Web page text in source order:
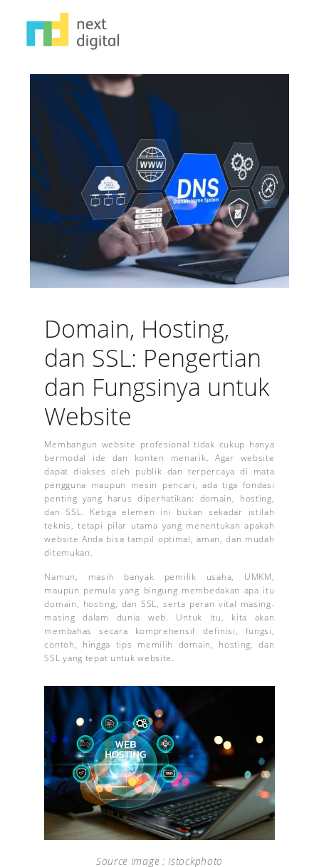
Domain, Hosting,
dan SSL: Pengertian
dan Fungsinya untuk
Website
Membangun website profesional tidak cukup hanya
bermodal ide dan konten menarik. Agar website
dapat diakses oleh publik dan terpercaya di mata
pengguna maupun mesin pencari, ada tiga fondasi
penting yang harus diperhatikan: domain, hosting,
dan SSL. Ketiga elemen ini bukan sekadar istilah
teknis, tetapi pilar utama yang menentukan apakah
website Anda bisa tampil optimal, aman, dan mudah
ditemukan.
Namun, masih banyak pemilik usaha, UMKM,
maupun pemula yang bingung membedakan apa itu
domain, hosting, dan SSL, serta peran vital masing-
masing dalam dunia web. Untuk itu, kita akan
membahas secara komprehensif definisi, fungsi,
contoh, hingga tips memilih domain, hosting, dan
SSL yang tepat untuk website.
Source Image : Istockphoto